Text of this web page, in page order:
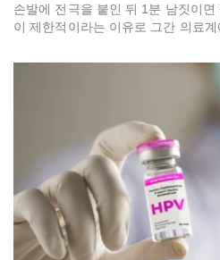
손발에 전극을 붙인 뒤 1분 남짓이
이 제한적이라는 이유로 그간 의료